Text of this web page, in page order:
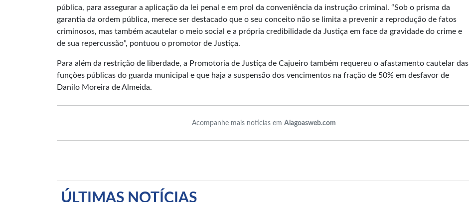
pública, para assegurar a aplicação da lei penal e em prol da conveniência da instrução criminal. “Sob o prisma da
garantia da ordem pública, merece ser destacado que o seu conceito não se limita a prevenir a reprodução de fatos
criminosos, mas também acautelar o meio social e a própria credibilidade da Justiça em face da gravidade do crime e
de sua repercussão”, pontuou o promotor de Justiça.
Para além da restrição de liberdade, a Promotoria de Justiça de Cajueiro também requereu o afastamento cautelar das
funções públicas do guarda municipal e que haja a suspensão dos vencimentos na fração de 50% em desfavor de
Danilo Moreira de Almeida.
Acompanhe mais notícias em Alagoasweb.com
ÚLTIMAS NOTÍCIAS